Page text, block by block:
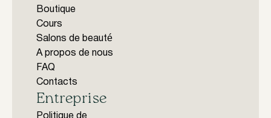
Boutique
Cours
Salons de beauté
A propos de nous
FAQ
Contacts
Entreprise
Politique de